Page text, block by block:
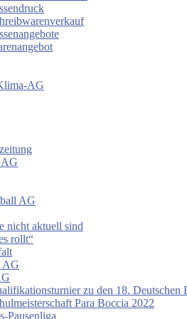
AG
AG
nicht aktuell sind
rollt“
AG
zu den 18. Deutschen
Para Boccia 2022
Pausenliga